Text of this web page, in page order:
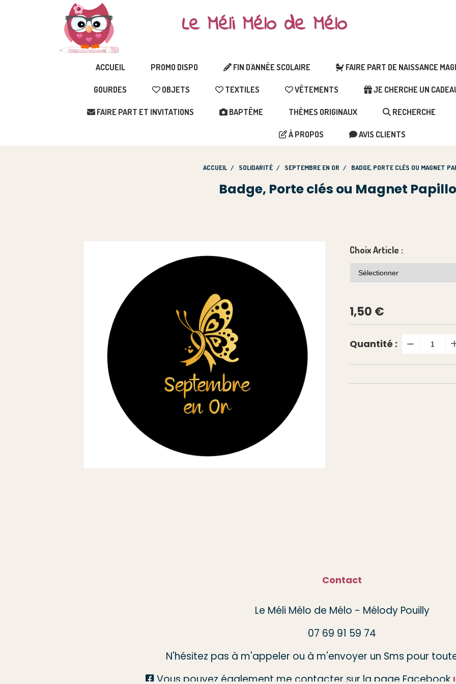
Le Méli Mélo de Mélo
ACCUEIL PROMO DISPO FIN D'ANNÉE SCOLAIRE FAIRE PART DE NAISSANCE
GOURDES OBJETS TEXTILES VÊTEMENTS JE CHERCHE UN
FAIRE PART ET INVITATIONS BAPTÊME THÈMES ORIGINAUX RECHERCHE
À PROPOS AVIS CLIENTS
ACCUEIL SOLIDARITÉ SEPTEMBRE EN OR BADGE, PORTE CLÉS OU MAGNET
Badge, Porte clés ou Magnet
Choix Article :
1,50 €
Quantité :
Contact
Le Méli Mélo de Mélo - Mélody Pouilly
07 69 91 59 74
N'hésitez pas à m'appeler ou à m'envoyer un Sms pour
 Vous pouvez également me contacter sur la page Facebook